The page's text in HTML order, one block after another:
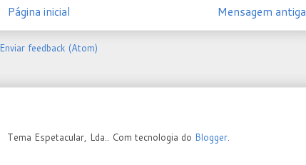
Mensagem antiga
Página inicial
Enviar feedback (Atom)
Tema Espetacular, Lda.. Com tecnologia do Blogger.